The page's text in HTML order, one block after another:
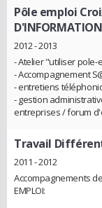
Pôle emploi
2012 - 2013
- Atelier "utiliser pole-
- Accompagnement
- entretiens
- gestion
entreprises / forum
Travail
2011 - 2012
Accompagnements
EMPLOI: